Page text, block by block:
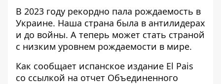
В 2023 году рекордно пала рождаемость в
Украине. Наша страна была в антилидерах
и до войны. А теперь может стать страной
с низким уровнем рождаемости в мире.
Как сообщает испанское издание El Pais
со ссылкой на отчет Объединенного